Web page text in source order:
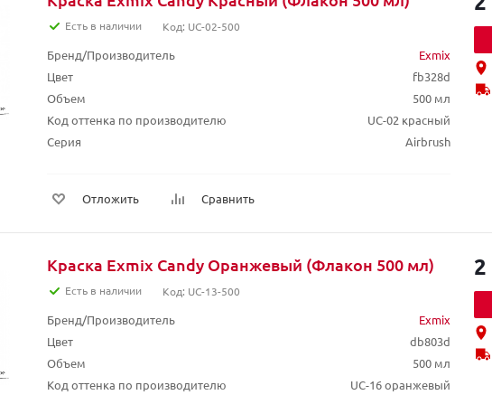
Есть в наличии Код: UC-02-500
Бренд/Производитель
Exmix
Цвет
fb328d
Объем
500 мл
Код оттенка по производителю
UC-02 красный
Серия
Airbrush
Отложить Сравнить
Краска Exmix Candy Оранжевый (Флакон 500 мл)
Есть в наличии Код: UC-13-500
Бренд/Производитель
Exmix
Цвет
db803d
Объем
500 мл
Код оттенка по производителю
UC-16 оранжевый
2